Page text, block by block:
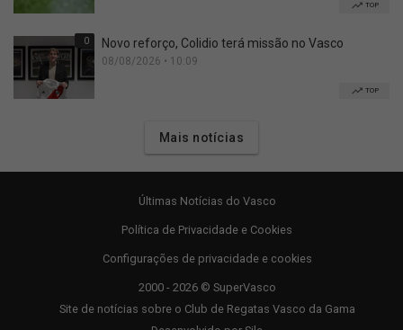
TOP
0 Novo reforço, Colidio terá missão no Vasco
08/08/2026 • 10:09
TOP
Mais notícias
Últimas Notícias do Vasco
Política de Privacidade e Cookies
Configurações de privacidade e cookies
2000 - 2026 © SuperVasco
Site de notícias sobre o Club de Regatas Vasco da Gama